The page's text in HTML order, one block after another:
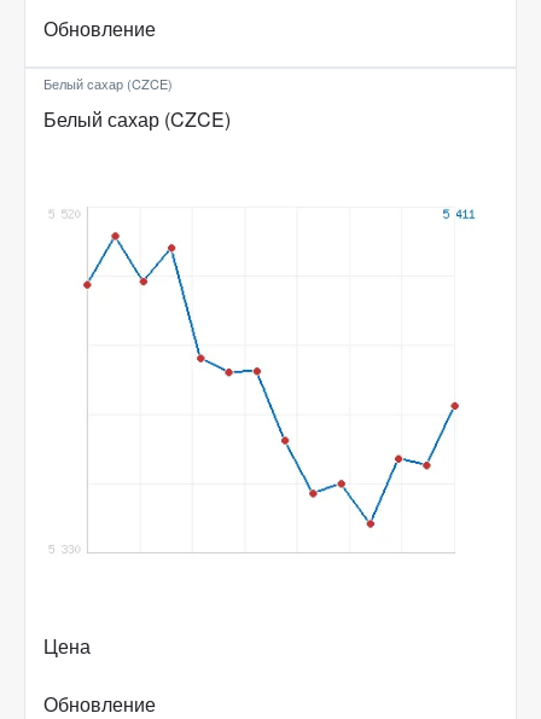
Обновление
Белый сахар (CZCE)
Белый сахар (CZCE)
Цена
Обновление